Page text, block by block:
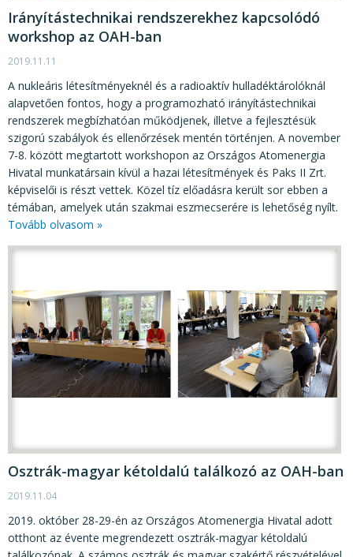
Irányítástechnikai rendszerekhez kapcsolódó
workshop az OAH-ban
2019.11.11
A nukleáris létesítményeknél és a radioaktív hulladéktárolóknál
alapvetően fontos, hogy a programozható irányítástechnikai
rendszerek megbízhatóan működjenek, illetve a fejlesztésük
szigorú szabályok és ellenőrzések mentén történjen. A november
7-8. között megtartott workshopon az Országos Atomenergia
Hivatal munkatársain kívül a hazai létesítmények és Paks II Zrt.
képviselői is részt vettek. Közel tíz előadásra került sor ebben a
témában, amelyek után szakmai eszmecserére is lehetőség nyílt.
Tovább olvasom »
Osztrák-magyar kétoldalú találkozó az OAH-ban
2019.11.04
2019. október 28-29-én az Országos Atomenergia Hivatal adott
otthont az évente megrendezett osztrák-magyar kétoldalú